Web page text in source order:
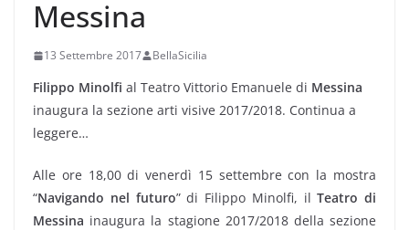
Messina
13 Settembre 2017 BellaSicilia
Filippo Minolfi al Teatro Vittorio Emanuele di Messina
inaugura la sezione arti visive 2017/2018. Continua a
leggere…
Alle ore 18,00 di venerdì 15 settembre con la mostra
“Navigando nel futuro” di Filippo Minolfi, ilTeatro di
Messina inaugura la stagione 2017/2018 della sezione